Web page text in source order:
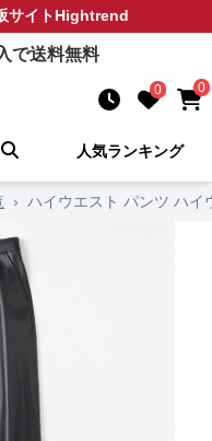
サイトHightrend
で送料無料
0 0
人気ランキング
› ハイウエスト パンツ ハイ